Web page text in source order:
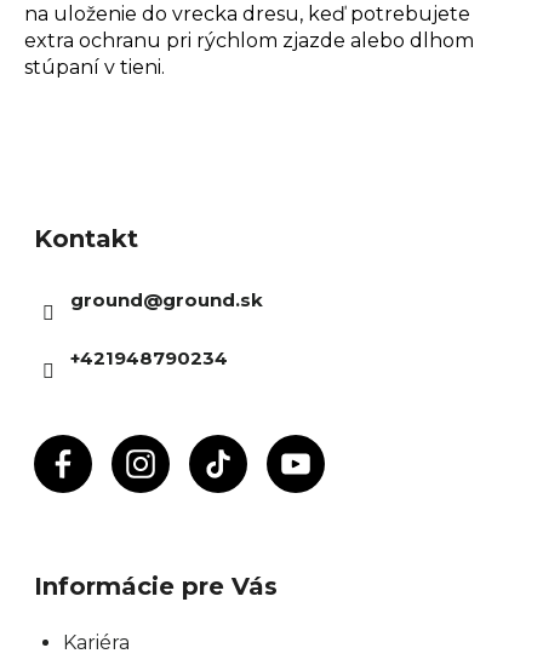
na uloženie do vrecka dresu, keď potrebujete
extra ochranu pri rýchlom zjazde alebo dlhom
stúpaní v tieni.
Kontakt
ground@ground.sk
+421948790234
Informácie pre Vás
Kariéra